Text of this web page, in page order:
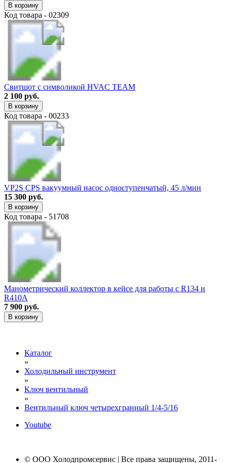
В корзину
Код товара - 02309
Свитшот с символикой HVAC TEAM
2 100 руб.
В корзину
Код товара - 00233
VP2S CPS вакуумный насос одноступенчатый, 45 л/мин
15 300 руб.
В корзину
Код товара - 51708
Манометрический коллектор в кейсе для работы с R134 и
R410A
7 900 руб.
В корзину
Каталог
»
Холодильный инструмент
»
Ключ вентильный
»
Вентильный ключ четырехгранный 1/4-5/16
Youtube
© ООО Холодпромсервис | Все права защищены, 2011-